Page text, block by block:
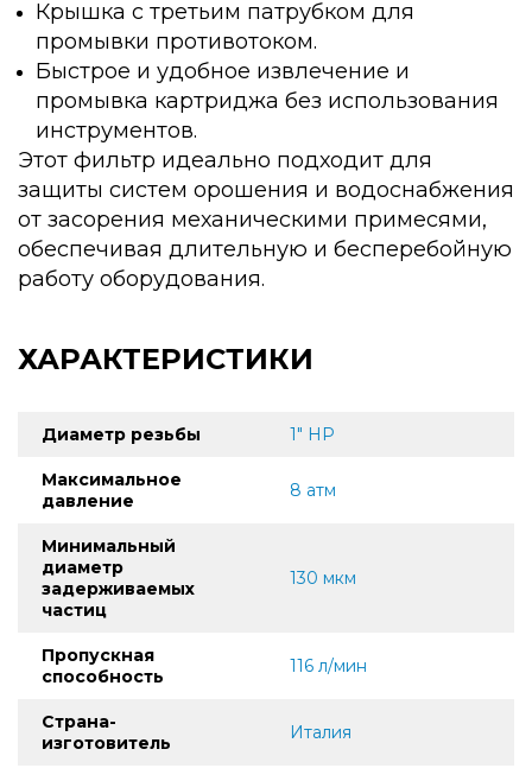
Крышка с третьим патрубком для
промывки противотоком.
Быстрое и удобное извлечение и
промывка картриджа без использования
инструментов.
Этот фильтр идеально подходит для
защиты систем орошения и водоснабжения
от засорения механическими примесями,
обеспечивая длительную и бесперебойную
работу оборудования.
ХАРАКТЕРИСТИКИ
Диаметр резьбы 1" НР
Максимальное
давление
8 атм
Минимальный
диаметр
задерживаемых
частиц
130 мкм
Пропускная
способность
116 л/мин
Страна-
изготовитель
Италия